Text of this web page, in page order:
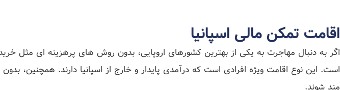
اقامت تمکن مالی اسپانیا
اگر به دنبال مهاجرت به یکی از بهترین کشورهای اروپایی، بدون روش های پرهزینه ای مثل
است. این نوع اقامت ویژه افرادی است که درآمدی پایدار و خارج از اسپانیا دارند. همچنین،
مند شوند.